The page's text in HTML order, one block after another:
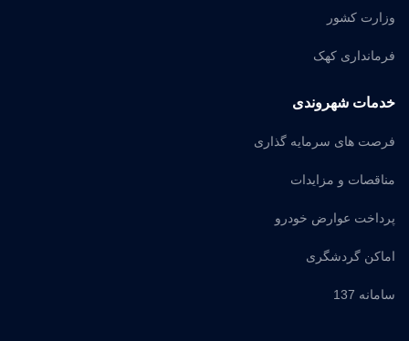
وزارت کشور
فرمانداری کهک
خدمات شهروندی
فرصت های سرمایه گذاری
مناقصات و مزایدات
پرداخت عوارض خودرو
اماکن گردشگری
سامانه 137